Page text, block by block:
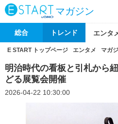
マガジン
総合 トレンド エンタ
E START トップページ エンタメ マガ
明治時代の看板と引札から
どる展覧会開催
2026-04-22 10:30:00